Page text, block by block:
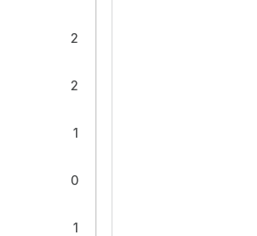
2
2
1
0
1